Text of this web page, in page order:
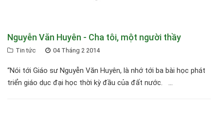
Nguyễn Văn Huyên - Cha tôi, một người thầy
Tin tức 04 Tháng 2 2014
“Nói tới Giáo sư Nguyễn Văn Huyên, là nhớ tới ba bài học phát
triển giáo dục đại học thời kỳ đầu của đất nước. ...